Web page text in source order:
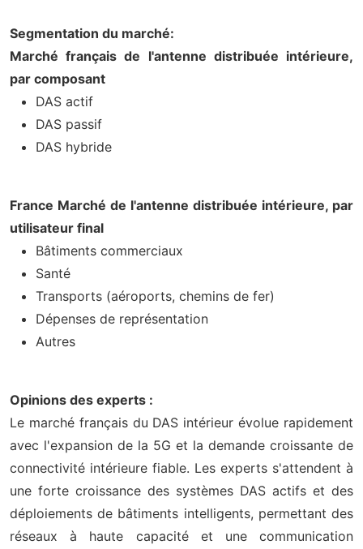
Segmentation du marché:
Marché français de l'antenne distribuée intérieure,
par composant
DAS actif
DAS passif
DAS hybride
France Marché de l'antenne distribuée intérieure, par
utilisateur final
Bâtiments commerciaux
Santé
Transports (aéroports, chemins de fer)
Dépenses de représentation
Autres
Opinions des experts :
Le marché français du DAS intérieur évolue rapidement
avec l'expansion de la 5G et la demande croissante de
connectivité intérieure fiable. Les experts s'attendent à
une forte croissance des systèmes DAS actifs et des
déploiements de bâtiments intelligents, permettant des
réseaux à haute capacité et une communication